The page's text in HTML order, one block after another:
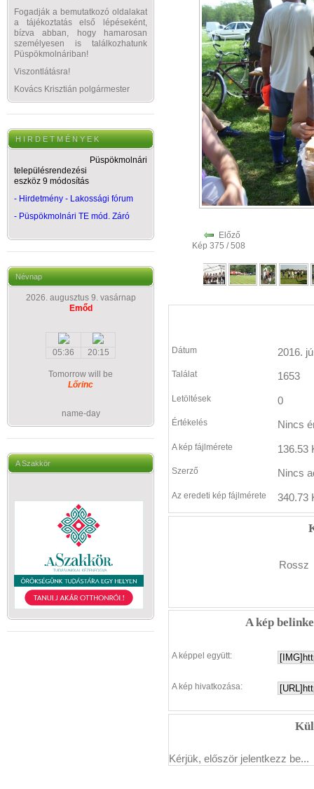
Fogadják a bemutatkozó oldalakat
a tájékoztatás első lépéseként,
bízva abban, hogy hamarosan
személyesen is találkozhatunk
Püspökmolnáriban!
Viszontlátásra!
Kovács Krisztián polgármester
H I R D E T M É N Y E K
Püspökmolnári
településrendezési
eszköz 9 módosítás
- Hirdetmény - Lakossági fórum
- Püspökmolnári TE mód. Záró
Névnap
2026. augusztus 9. vasárnap
Emőd
05:36 20:15
Tomorrow will be
Lőrinc
name-day
A Szakkör
Előző
Kép 375 / 508
Dátum 2016.
Találat 1653
Letöltések 0
Értékelés Nincs
A kép fájlmérete 136.53
Szerző Nincs
Az eredeti kép fájlmérete 340.73
Rossz
A kép
A képpel együtt:
A kép hivatkozása:
Kérjük, először jelentkezz be...